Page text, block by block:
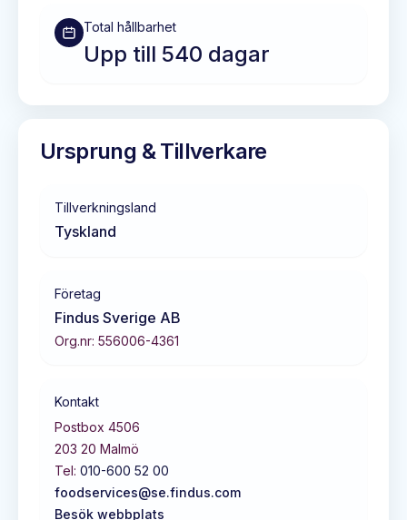
Total hållbarhet
Upp till 540 dagar
Ursprung & Tillverkare
Tillverkningsland
Tyskland
Företag
Findus Sverige AB
Org.nr: 556006-4361
Kontakt
Postbox 4506
203 20 Malmö
Tel: 010-600 52 00
foodservices@se.findus.com
Besök webbplats